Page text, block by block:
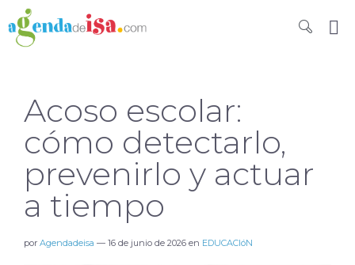
Acoso escolar:
cómo detectarlo,
prevenirlo y actuar
a tiempo
por Agendadeisa — 16 de junio de 2026 en EDUCACIóN